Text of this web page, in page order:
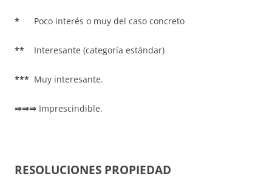
* Poco interés o muy del caso concreto
** Interesante (categoría estándar)
*** Muy interesante.
⇒⇒⇒ Imprescindible.
RESOLUCIONES PROPIEDAD